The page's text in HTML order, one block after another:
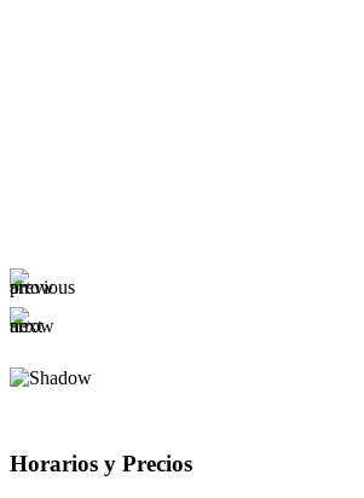
Horarios y Precios